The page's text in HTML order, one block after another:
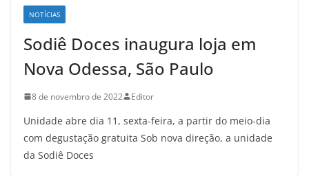
NOTÍCIAS
Sodiê Doces inaugura loja em
Nova Odessa, São Paulo
8 de novembro de 2022 Editor
Unidade abre dia 11, sexta-feira, a partir do meio-dia
com degustação gratuita Sob nova direção, a unidade
da Sodiê Doces